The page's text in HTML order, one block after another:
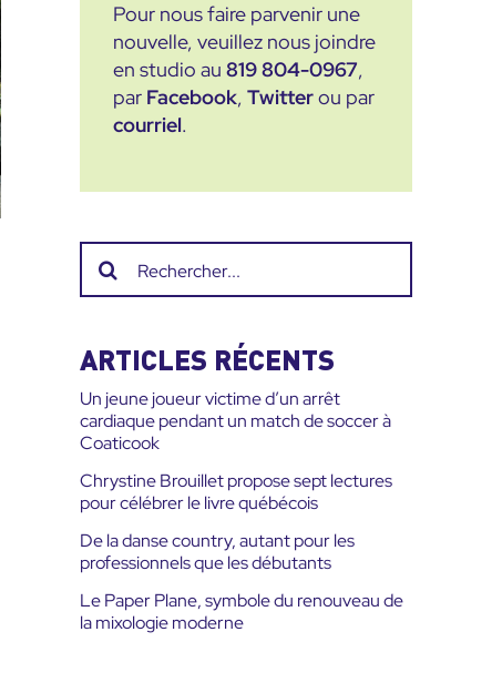
Pour nous faire parvenir une
nouvelle, veuillez nous joindre
en studio au819 804-0967,
par Facebook,Twitterou par
courriel.
Recherche
sur
site
ARTICLES RÉCENTS
Un jeune joueur victime d’un arrêt
cardiaque pendant un match de soccer à
Coaticook
Chrystine Brouillet propose sept lectures
pour célébrer le livre québécois
De la danse country, autant pour les
professionnels que les débutants
Le Paper Plane, symbole du renouveau de
la mixologie moderne